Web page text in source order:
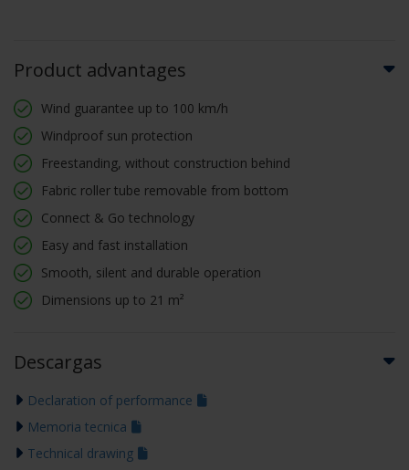
Product advantages
Wind guarantee up to 100 km/h
Windproof sun protection
Freestanding, without construction behind
Fabric roller tube removable from bottom
Connect & Go technology
Easy and fast installation
Smooth, silent and durable operation
Dimensions up to 21 m²
Descargas
Declaration of performance
Memoria tecnica
Technical drawing